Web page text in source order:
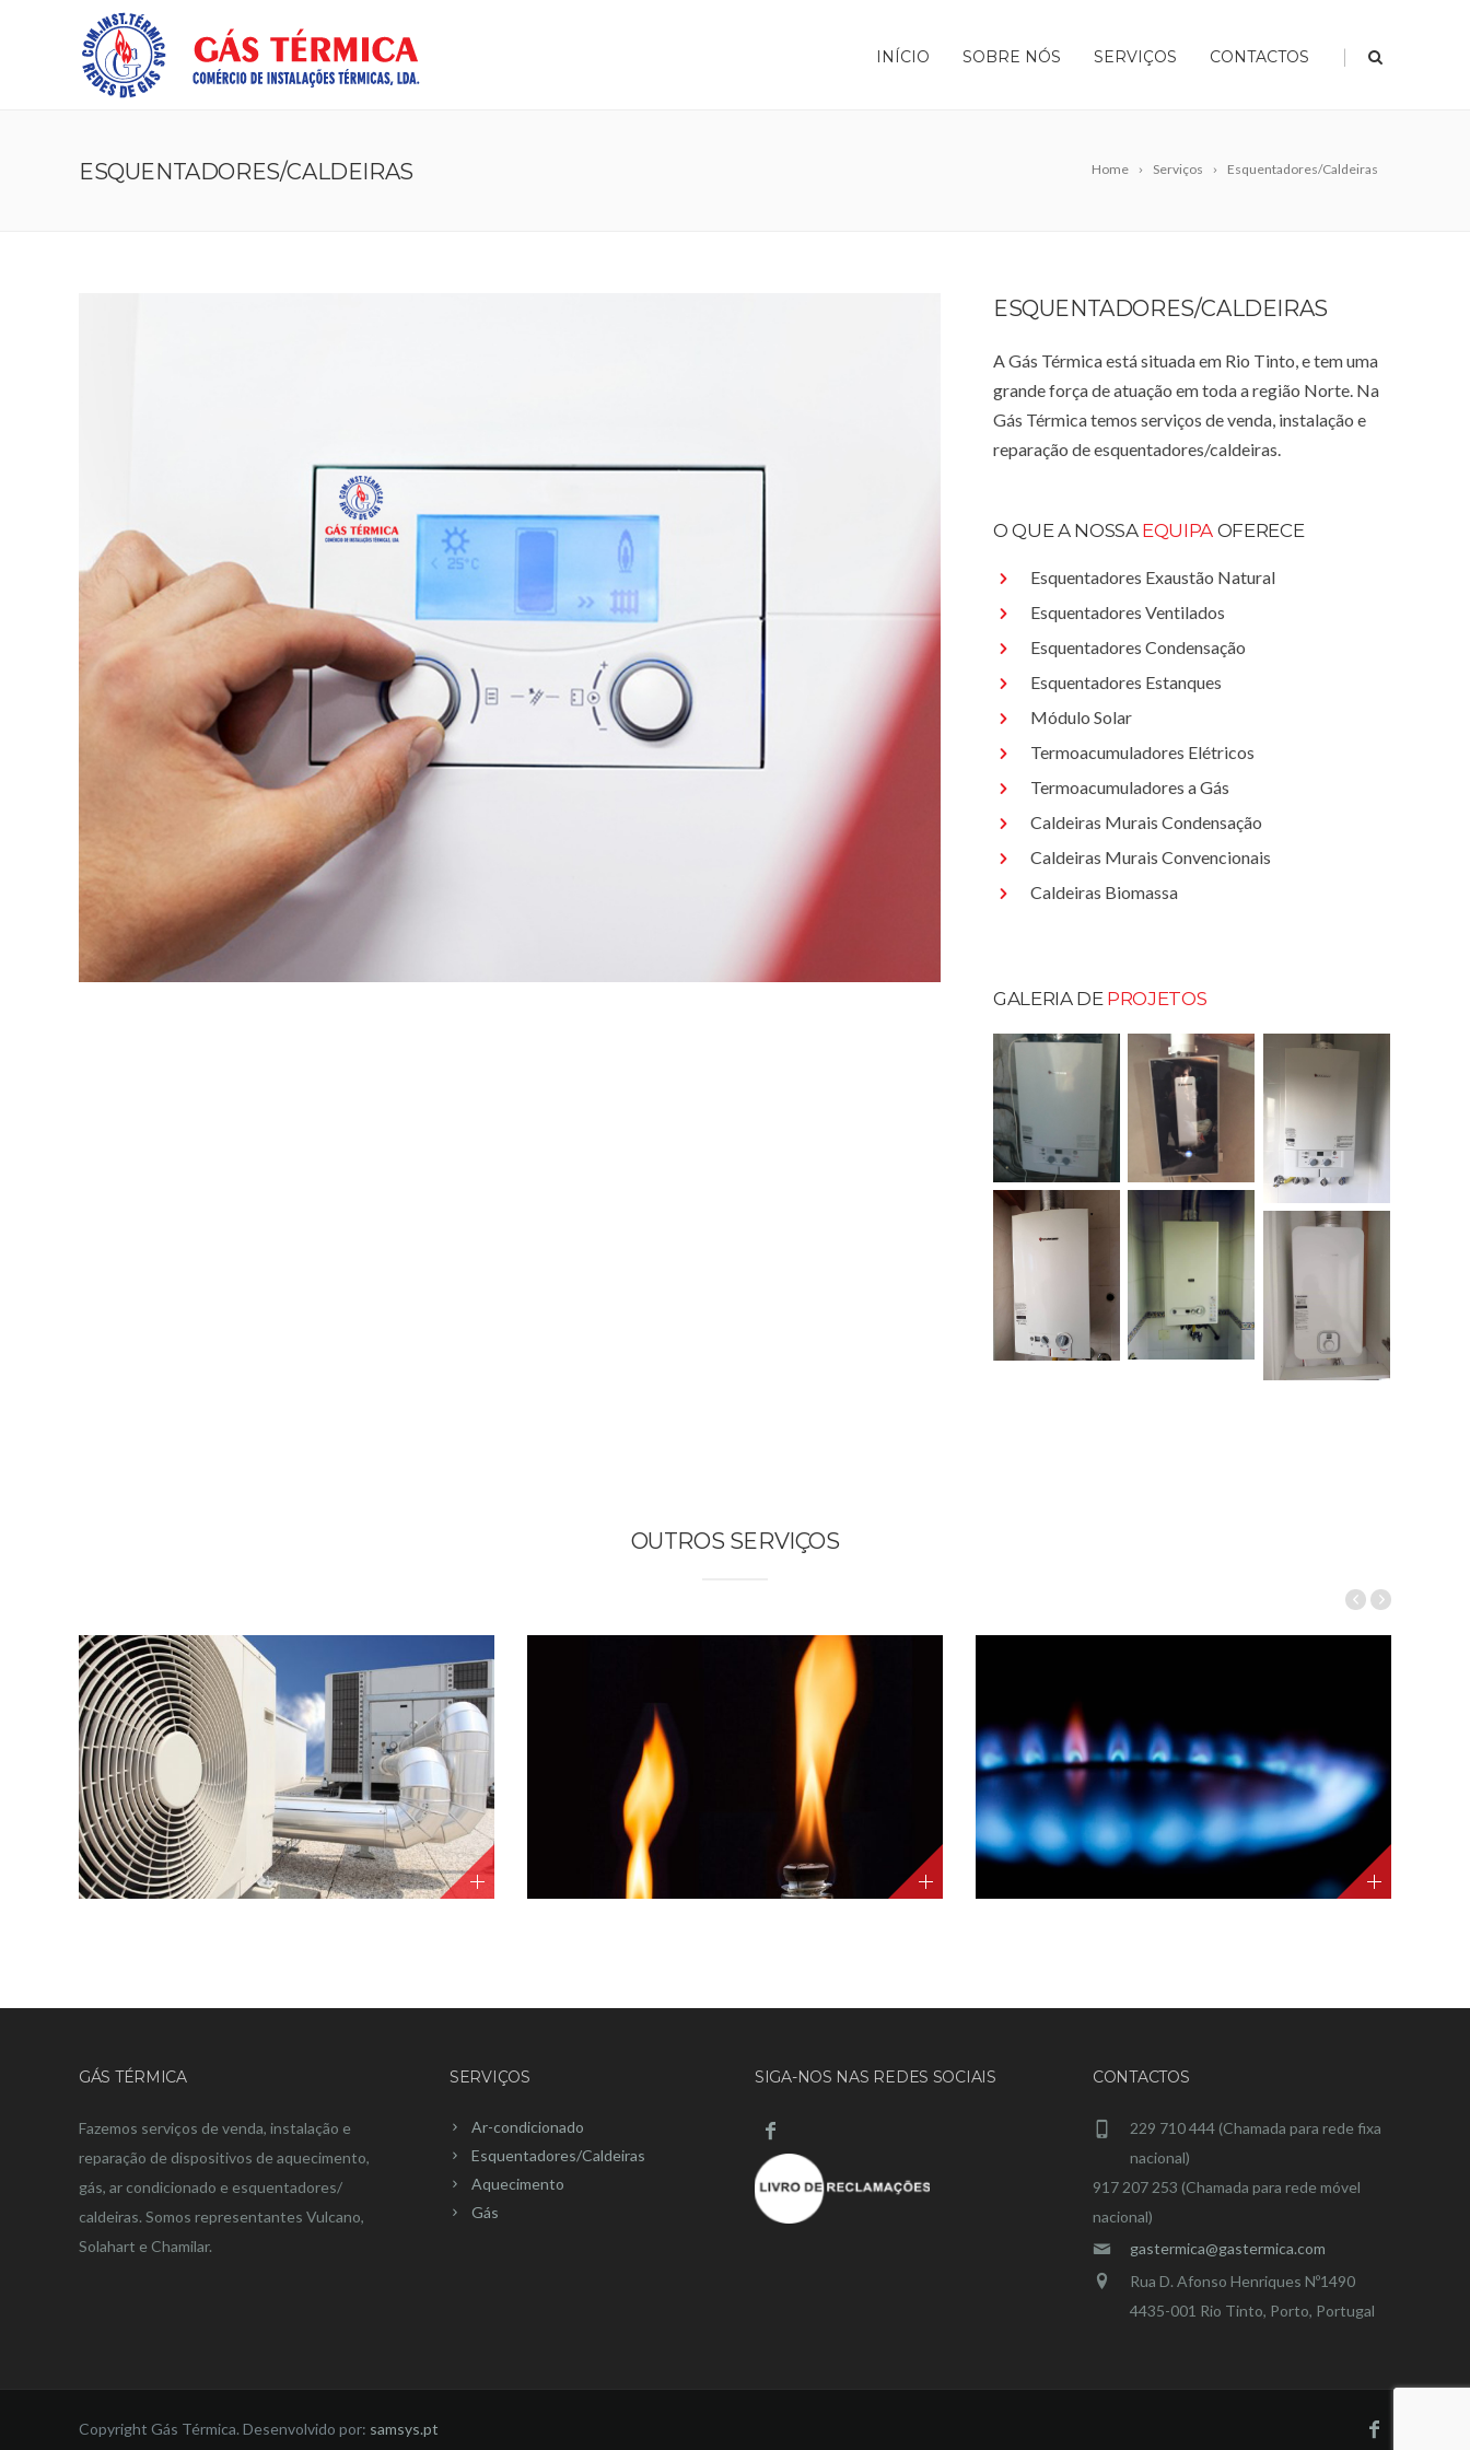
INÍCIO SOBRE NÓS SERVIÇOS CONTACTOS |
Home Serviços Esquentadores/Caldeiras
ESQUENTADORES/CALDEIRAS
ESQUENTADORES/CALDEIRAS
A Gás Térmica está situada em Rio Tinto, e tem uma
grande força de atuação em toda a região Norte. Na
Gás Térmica temos serviços de venda, instalação e
reparação de esquentadores/caldeiras.
O QUE A NOSSA EQUIPA OFERECE
Esquentadores Exaustão Natural
Esquentadores Ventilados
Esquentadores Condensação
Esquentadores Estanques
Módulo Solar
Termoacumuladores Elétricos
Termoacumuladores a Gás
Caldeiras Murais Condensação
Caldeiras Murais Convencionais
Caldeiras Biomassa
GALERIA DE PROJETOS
OUTROS SERVIÇOS
GÁS TÉRMICA
Fazemos serviços de venda, instalação e
reparação de dispositivos de aquecimento,
gás, ar condicionado e esquentadores/
caldeiras. Somos representantes Vulcano,
Solahart e Chamilar.
SERVIÇOS
Ar-condicionado
Esquentadores/Caldeiras
Aquecimento
Gás
SIGA-NOS NAS REDES SOCIAIS CONTACTOS
229 710 444 (Chamada para rede fixa
nacional)
917 207 253 (Chamada para rede móvel
nacional)
gastermica@gastermica.com
Rua D. Afonso Henriques Nº1490
4435-001 Rio Tinto, Porto, Portugal
Copyright Gás Térmica. Desenvolvido por: samsys.pt